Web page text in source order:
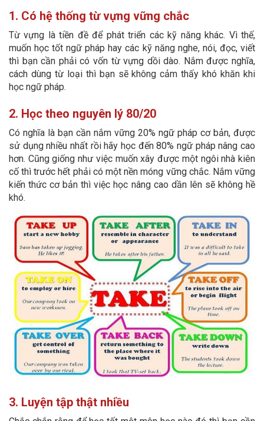
1. Có hệ thống từ vựng vững chắc
Từ vựng là tiền đề để phát triển các kỹ năng khác. Vì thế,
muốn học tốt ngữ pháp hay các kỹ năng nghe, nói, đọc, viết
thì bạn cần phải có vốn từ vựng dồi dào. Nắm được nghĩa,
cách dùng từ loại thì bạn sẽ không cảm thấy khó khăn khi
học ngữ pháp.
2. Học theo nguyên lý 80/20
Có nghĩa là bạn cần nắm vững 20% ngữ pháp cơ bản, được
sử dụng nhiều nhất rồi hãy học đến 80% ngữ pháp nâng cao
hơn. Cũng giống như việc muốn xây được một ngôi nhà kiên
cố thì trước hết phải có một nền móng vững chắc. Nắm vững
kiến thức cơ bản thì việc học nâng cao dần lên sẽ không hề
khó.
3. Luyện tập thật nhiều